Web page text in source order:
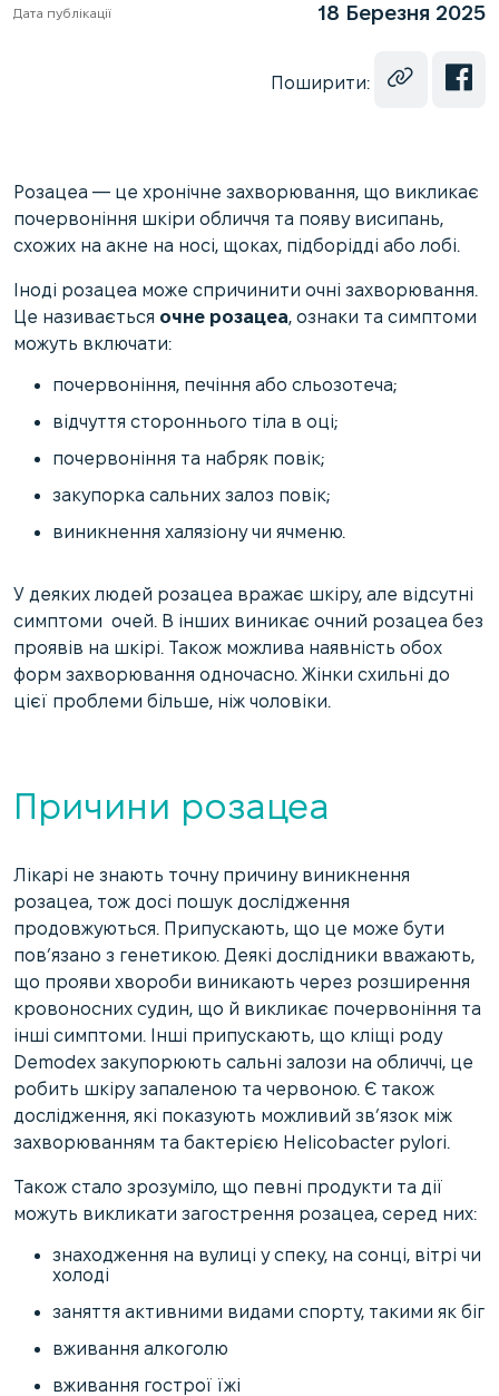
Дата публікації 18 Березня 2025
Поширити:
Розацеа — це хронічне захворювання, що викликає
почервоніння шкіри обличчя та появу висипань,
схожих на акне на носі, щоках, підборідді або лобі.
Іноді розацеа може спричинити очні захворювання.
Це називається очне розацеа, ознаки та симптоми
можуть включати:
почервоніння, печіння або сльозотеча;
відчуття стороннього тіла в оці;
почервоніння та набряк повік;
закупорка сальних залоз повік;
виникнення халязіону чи ячменю.
У деяких людей розацеа вражає шкіру, але відсутні
симптоми очей. В інших виникає очний розацеа без
проявів на шкірі. Також можлива наявність обох
форм захворювання одночасно. Жінки схильні до
цієї проблеми більше, ніж чоловіки.
Причини розацеа
Лікарі не знають точну причину виникнення
розацеа, тож досі пошук дослідження
продовжуються. Припускають, що це може бути
пов’язано з генетикою. Деякі дослідники вважають,
що прояви хвороби виникають через розширення
кровоносних судин, що й викликає почервоніння та
інші симптоми. Інші припускають, що кліщі роду
Demodex закупорюють сальні залози на обличчі, це
робить шкіру запаленою та червоною. Є також
дослідження, які показують можливий зв’язок між
захворюванням та бактерією Helicobacter pylori.
Також стало зрозуміло, що певні продукти та дії
можуть викликати загострення розацеа, серед них:
знаходження на вулиці у спеку, на сонці, вітрі чи
холоді
заняття активними видами спорту, такими як біг
вживання алкоголю
вживання гострої їжі